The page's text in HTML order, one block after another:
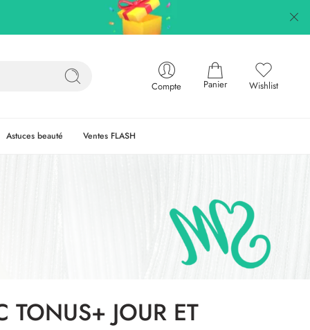
Compte Panier Wishlist
Astuces beauté Ventes FLASH
TONUS+ JOUR ET